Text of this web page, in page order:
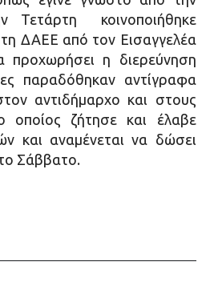
Τετάρτη κοινοποιήθηκε
ΔΑΕΕ από τον Εισαγγελέα
προχωρήσει η διερεύνηση
παραδόθηκαν αντίγραφα
αντιδήμαρχο και στους
οποίος ζήτησε και έλαβε
και αναμένεται να δώσει
Σάββατο.